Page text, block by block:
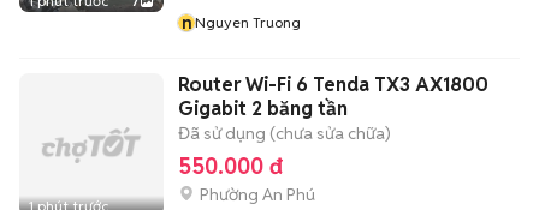
nNguyen Truong
1 phút trước
Router Wi-Fi 6 Tenda TX3 AX1800
Gigabit 2 băng tần
Đã sử dụng (chưa sửa chữa)
550.000 đ
Phường An Phú